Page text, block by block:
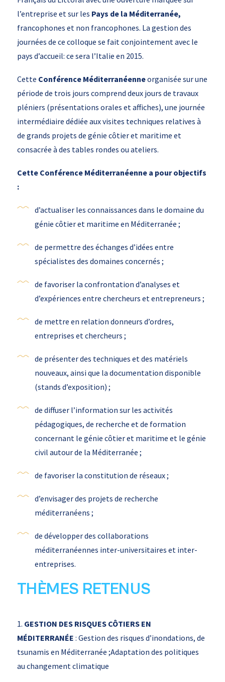
l’entreprise et sur les Pays de la Méditerranée,
francophones et non francophones. La gestion des
journées de ce colloque se fait conjointement avec le
pays d’accueil: ce sera l’Italie en 2015.
Cette Conférence Méditerranéenneorganisée sur une
période de trois jours comprend deux jours de travaux
pléniers (présentations orales et affiches), une journée
intermédiaire dédiée aux visites techniques relatives à
de grands projets de génie côtier et maritime et
consacrée à des tables rondes ou ateliers.
Cette Conférence Méditerranéenne a pour objectifs
:
d’actualiser les connaissances dans le domaine du
génie côtier et maritime en Méditerranée ;
de permettre des échanges d’idées entre
spécialistes des domaines concernés ;
de favoriser la confrontation d’analyses et
d’expériences entre chercheurs et entrepreneurs ;
de mettre en relation donneurs d’ordres,
entreprises et chercheurs ;
de présenter des techniques et des matériels
nouveaux, ainsi que la documentation disponible
(stands d’exposition) ;
de diffuser l’information sur les activités
pédagogiques, de recherche et de formation
concernant le génie côtier et maritime et le génie
civil autour de la Méditerranée ;
de favoriser la constitution de réseaux ;
d’envisager des projets de recherche
méditerranéens ;
de développer des collaborations
méditerranéennes inter-universitaires et inter-
entreprises.
THÈMES RETENUS
1. GESTION DES RISQUES CÔTIERS EN
MÉDITERRANÉE : Gestion des risques d’inondations, de
tsunamis en Méditerranée ;Adaptation des politiques
au changement climatique